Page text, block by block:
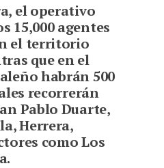
el operativo
15,000 agentes
el territorio
que en el
habrán 500
recorrerán
Pablo Duarte,
Herrera,
como Los